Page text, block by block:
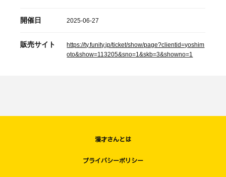
開催日 2025-06-27
販売サイト
https://ty.funity.jp/ticket/show/page?clientid=yoshim
oto&show=113205&sno=1&skb=3&showno=1
漫才さんとは
プライバシーポリシー